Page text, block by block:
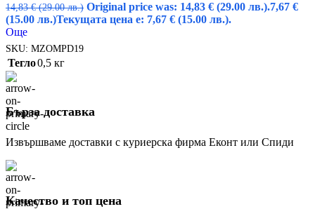
14,83€ (29.00 лв.) Original price was: 14,83 € (29.00 лв.).7,67 €
(15.00 лв.)Текущата цена е: 7,67 € (15.00 лв.).
Още
SKU: MZOMPD19
Тегло0,5 кг
Бърза доставка
Извършваме доставки с куриерска фирма Еконт или Спиди
Качество и топ цена